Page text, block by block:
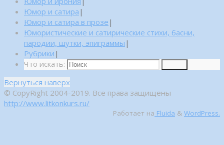
Юмор и сатира |
Юмор и сатира в прозе |
Юмористические и сатирические стихи, басни,
пародии, шутки, эпиграммы |
Рубрики |
Что искать:
Вернуться наверх
© CopyRight 2004-2019. Все права защищены
http://www.litkonkurs.ru/
Работает на Fluida & WordPress.